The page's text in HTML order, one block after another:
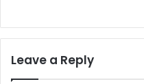
Leave a Reply